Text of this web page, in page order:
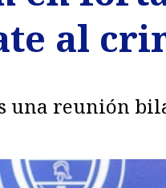
al
una reunión